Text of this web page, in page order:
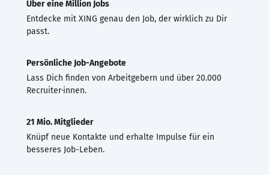
Über eine Million Jobs
Entdecke mit XING genau den Job, der wirklich zu Dir
passt.
Persönliche Job-Angebote
Lass Dich finden von Arbeitgebern und über 20.000
Recruiter·innen.
21 Mio. Mitglieder
Knüpf neue Kontakte und erhalte Impulse für ein
besseres Job-Leben.